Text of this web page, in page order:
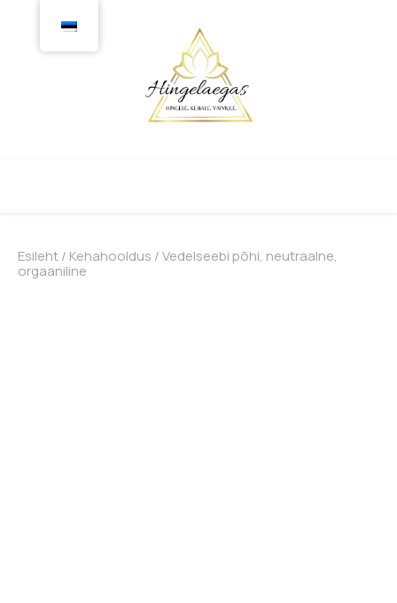
Esileht/ Kehahooldus / Vedelseebi põhi, neutraalne,
orgaaniline